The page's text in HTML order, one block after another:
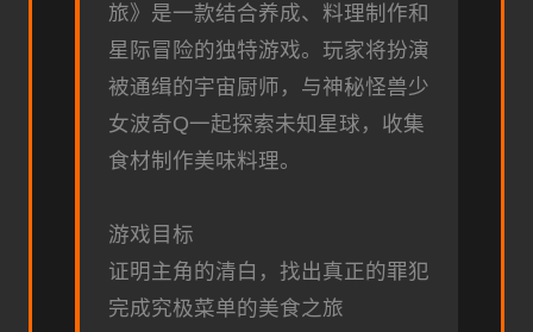
旅》是一款结合养成、料理制作和
星际冒险的独特游戏。玩家将扮演
被通缉的宇宙厨师，与神秘怪兽少
女波奇Q一起探索未知星球，收集
食材制作美味料理。
游戏目标
证明主角的清白，找出真正的罪犯
完成究极菜单的美食之旅